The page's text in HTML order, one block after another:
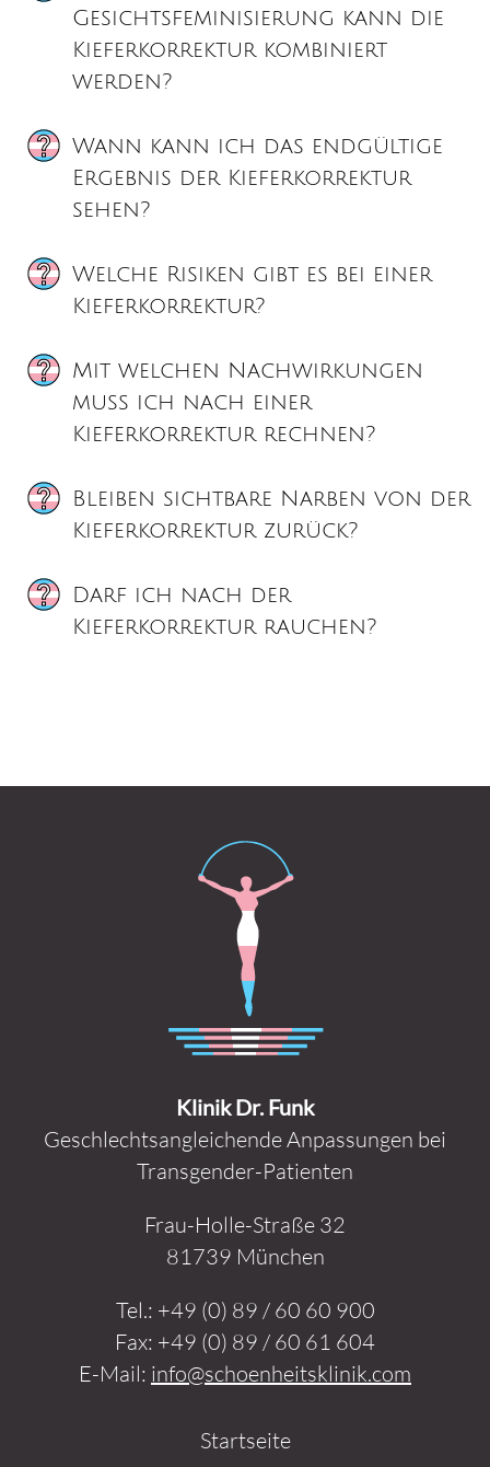
Gesichtsfeminisierung kann die
Kieferkorrektur kombiniert
werden?
Wann kann ich das endgültige
Ergebnis der Kieferkorrektur
sehen?
Welche Risiken gibt es bei einer
Kieferkorrektur?
Mit welchen Nachwirkungen
muss ich nach einer
Kieferkorrektur rechnen?
Bleiben sichtbare Narben von der
Kieferkorrektur zurück?
Darf ich nach der
Kieferkorrektur rauchen?
Klinik Dr. Funk
Geschlechtsangleichende Anpassungen bei
Transgender-Patienten
Frau-Holle-Straße 32
81739 München
Tel.: +49 (0) 89 / 60 60 900
Fax: +49 (0) 89 / 60 61 604
E-Mail: info@schoenheitsklinik.com
Startseite